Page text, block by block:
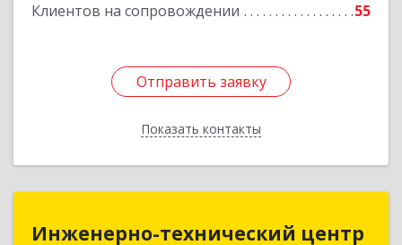
Клиентов на сопровождении 55
Отправить заявку
Показать контакты
Отправить заявку
Назад
Инженерно-технический центр
Инженерно-технический центр